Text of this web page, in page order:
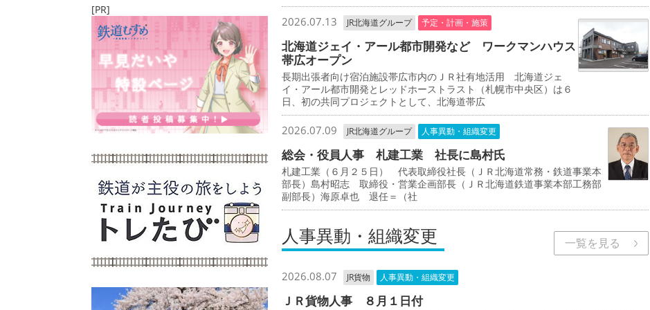
[PR]
2026.07.13 JR北海道グループ 予定・計画・施策
北海道ジェイ・アール都市開発など ワークマンハウス
帯広オープン
長期出張者向け宿泊施設帯広市内のＪＲ社有地活用 北海道ジェ
イ・アール都市開発とレッドホーストラスト（札幌市中央区）は６
日、初の共同プロジェクトとして、北海道帯広
2026.07.09 JR北海道グループ 人事異動・組織変更
総会・役員人事 札建工業 社長に島村氏
札建工業（６月２５日） 代表取締役社長（ＪＲ北海道常務・鉄道事業本
部長）島村昭志 取締役・営業企画部長（ＪＲ北海道鉄道事業本部工務部
副部長）海原卓也 退任＝（社
人事異動・組織変更 一覧を見る
2026.08.07 JR貨物 人事異動・組織変更
ＪＲ貨物人事 ８月１日付